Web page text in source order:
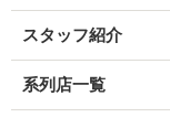
スタッフ紹介
系列店一覧